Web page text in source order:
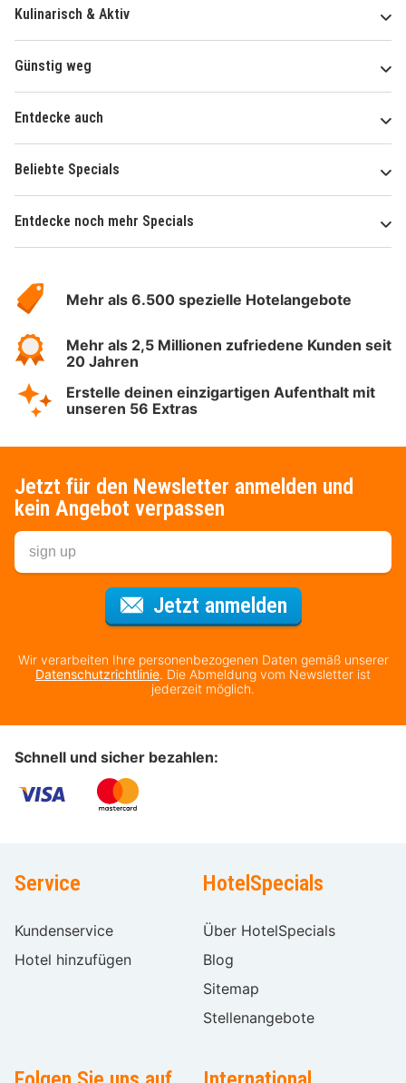
Kulinarisch & Aktiv
Günstig weg
Entdecke auch
Beliebte Specials
Entdecke noch mehr Specials
Hotelspecials
Mehr als 6.500 spezielle Hotelangebote
Mehr als 2,5 Millionen zufriedene Kunden seit
20 Jahren
Erstelle deinen einzigartigen Aufenthalt mit
unseren 56 Extras
Jetzt für den Newsletter anmelden und
kein Angebot verpassen
Jetzt anmeldenFür den
Wir verarbeiten Ihre personenbezogenen Daten gemäß unserer
Datenschutzrichtlinie. Die Abmeldung vom Newsletter ist
jederzeit möglich.
Schnell und sicher bezahlen:
Service
Kundenservice
Hotel hinzufügen
HotelSpecials
Über HotelSpecials
Blog
Sitemap
Stellenangebote